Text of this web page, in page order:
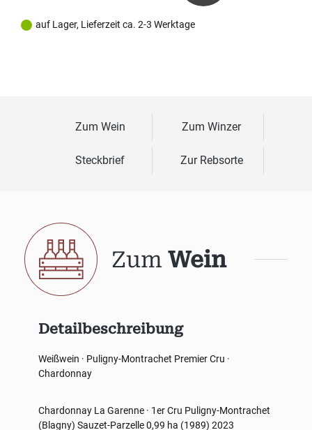
auf Lager, Lieferzeit ca. 2-3 Werktage
Zum Wein Zum Winzer
Steckbrief Zur Rebsorte
Zum Wein
Detailbeschreibung
Weißwein · Puligny-Montrachet Premier Cru ·
Chardonnay
Chardonnay La Garenne · 1er Cru Puligny-Montrachet
(Blagny) Sauzet-Parzelle 0,99 ha (1989) 2023